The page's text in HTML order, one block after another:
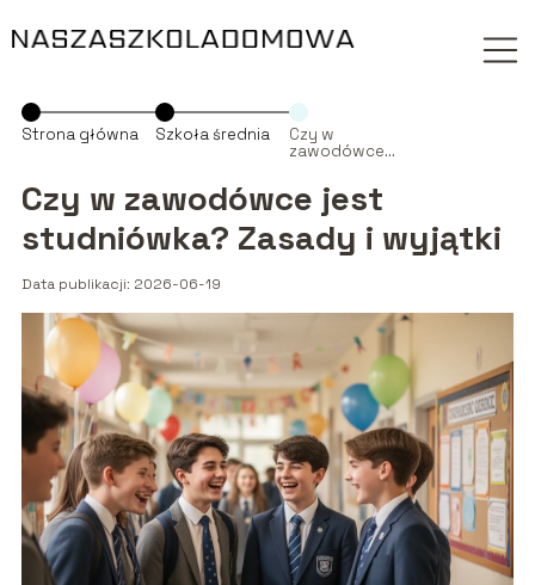
Strona główna Szkoła średnia
Czy w
zawodówce
studniówka?
Zasady i
wyjątki
Czy w zawodówce jest
studniówka? Zasady i wyjątki
Data publikacji: 2026-06-19